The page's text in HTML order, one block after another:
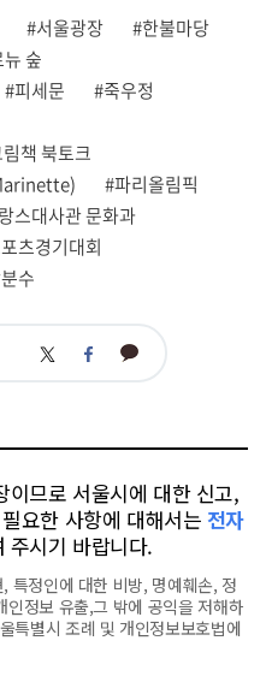
#서울광장
#한불마당
숲
#피세문
#죽우정
책 북토크
#파리올림픽
스대사관 문화과
츠경기대회
수
트 페 카
이므로 서울시에 대한 신고,
요한 사항에 대해서는 전자
주시기 바랍니다.
특정인에 대한 비방, 명예훼손, 정
정보 유출,그 밖에 공익을 저해하
특별시 조례 및 개인정보보호법에